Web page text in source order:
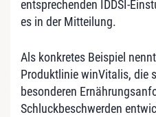
entsprechenden IDDSI-
es in der Mitteilung.
Als konkretes Beispiel
Produktlinie winVitalis, die
besonderen
Schluckbeschwerden